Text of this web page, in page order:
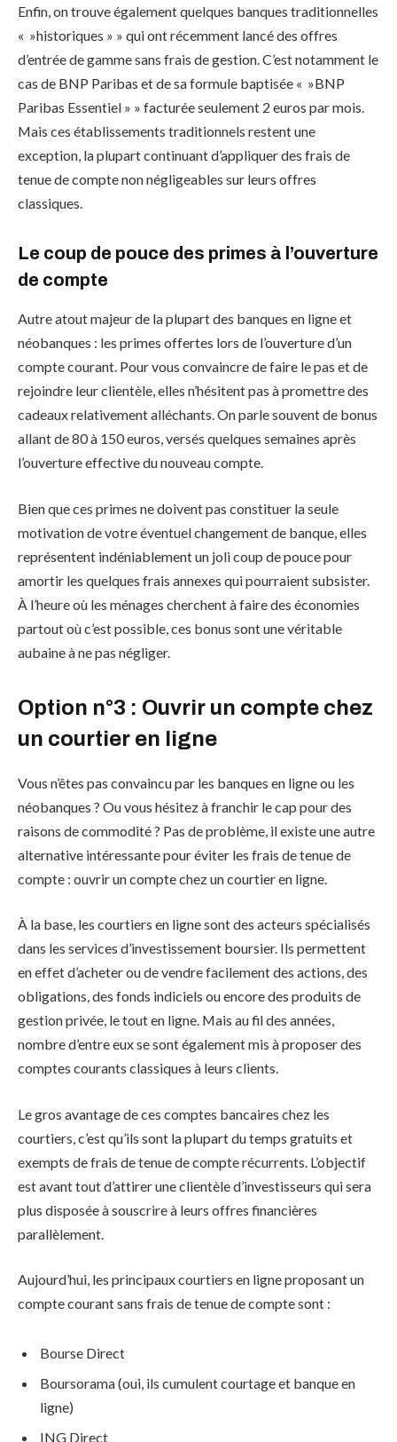
Enfin, on trouve également quelques banques traditionnelles
« »historiques » » qui ont récemment lancé des offres
d’entrée de gamme sans frais de gestion. C’est notamment le
cas de BNP Paribas et de sa formule baptisée « »BNP
Paribas Essentiel » » facturée seulement 2 euros par mois.
Mais ces établissements traditionnels restent une
exception, la plupart continuant d’appliquer des frais de
tenue de compte non négligeables sur leurs offres
classiques.
Le coup de pouce des primes à l’ouverture
de compte
Autre atout majeur de la plupart des banques en ligne et
néobanques : les primes offertes lors de l’ouverture d’un
compte courant. Pour vous convaincre de faire le pas et de
rejoindre leur clientèle, elles n’hésitent pas à promettre des
cadeaux relativement alléchants. On parle souvent de bonus
allant de 80 à 150 euros, versés quelques semaines après
l’ouverture effective du nouveau compte.
Bien que ces primes ne doivent pas constituer la seule
motivation de votre éventuel changement de banque, elles
représentent indéniablement un joli coup de pouce pour
amortir les quelques frais annexes qui pourraient subsister.
À l’heure où les ménages cherchent à faire des économies
partout où c’est possible, ces bonus sont une véritable
aubaine à ne pas négliger.
Option n°3 : Ouvrir un compte chez
un courtier en ligne
Vous n’êtes pas convaincu par les banques en ligne ou les
néobanques ? Ou vous hésitez à franchir le cap pour des
raisons de commodité ? Pas de problème, il existe une autre
alternative intéressante pour éviter les frais de tenue de
compte : ouvrir un compte chez un courtier en ligne.
À la base, les courtiers en ligne sont des acteurs spécialisés
dans les services d’investissement boursier. Ils permettent
en effet d’acheter ou de vendre facilement des actions, des
obligations, des fonds indiciels ou encore des produits de
gestion privée, le tout en ligne. Mais au fil des années,
nombre d’entre eux se sont également mis à proposer des
comptes courants classiques à leurs clients.
Le gros avantage de ces comptes bancaires chez les
courtiers, c’est qu’ils sont la plupart du temps gratuits et
exempts de frais de tenue de compte récurrents. L’objectif
est avant tout d’attirer une clientèle d’investisseurs qui sera
plus disposée à souscrire à leurs offres financières
parallèlement.
Aujourd’hui, les principaux courtiers en ligne proposant un
compte courant sans frais de tenue de compte sont :
Bourse Direct
Boursorama (oui, ils cumulent courtage et banque en
ligne)
ING Direct